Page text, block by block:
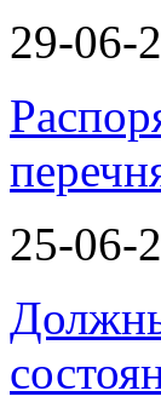
29-06-
25-06-